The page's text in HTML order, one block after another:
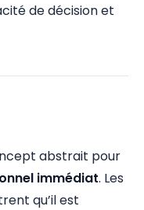
de décision et
abstrait pour
immédiat. Les
qu’il est